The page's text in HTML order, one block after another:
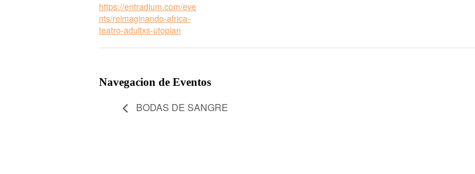
https://entradium.com/eve
nts/reimaginando-africa-
teatro-adultxs-utopian
Navegacion de Eventos
BODAS DE SANGRE